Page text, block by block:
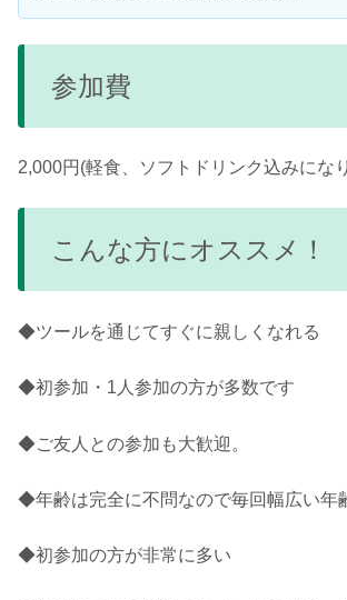
参加費
2,000円(軽食、ソフトドリンク込みにな
こんな方にオススメ！
◆ツールを通じてすぐに親しくなれる
◆初参加・1人参加の方が多数です
◆ご友人との参加も大歓迎。
◆年齢は完全に不問なので毎回幅広い年
◆初参加の方が非常に多い